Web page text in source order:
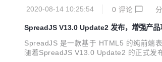
2020-08-14 10:25:54
0 评论
SpreadJS V13.0 Update2 发布，增强产
SpreadJS 是一款基于 HTML5 的纯前端
随着SpreadJS V13.0 Update2 的正式发